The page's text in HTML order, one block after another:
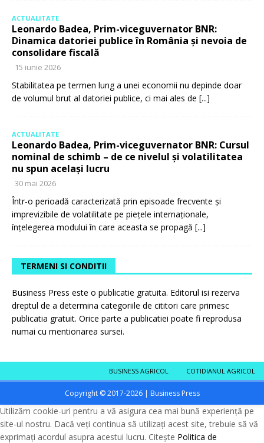
ACTUALITATE
Leonardo Badea, Prim-viceguvernator BNR:
Dinamica datoriei publice în România și nevoia de
consolidare fiscală
15 iunie 2026
Stabilitatea pe termen lung a unei economii nu depinde doar
de volumul brut al datoriei publice, ci mai ales de [...]
ACTUALITATE
Leonardo Badea, Prim-viceguvernator BNR: Cursul
nominal de schimb – de ce nivelul și volatilitatea
nu spun același lucru
30 mai 2026
Într-o perioadă caracterizată prin episoade frecvente și
imprevizibile de volatilitate pe piețele internaționale,
înțelegerea modului în care aceasta se propagă [...]
TERMENI SI CONDITII
Business Press este o publicatie gratuita. Editorul isi rezerva
dreptul de a determina categoriile de cititori care primesc
publicatia gratuit. Orice parte a publicatiei poate fi reprodusa
numai cu mentionarea sursei.
BUSINESS AGRICOL COTIDIANUL AGRICOL
Copyright © 2017-2026 | Business Press
Utilizăm cookie-uri pentru a vă asigura cea mai bună experiență pe
site-ul nostru. Dacă veți continua să utilizați acest site, trebuie să vă
exprimați acordul asupra acestui lucru. Citește Politica de